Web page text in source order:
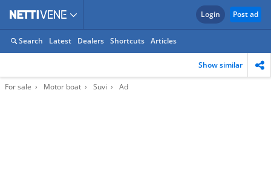
Login Post ad
Search Latest Dealers Shortcuts Articles
Show similar
For sale Motor boat Suvi Ad